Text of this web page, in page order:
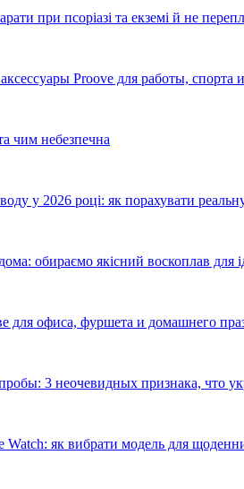
при псоріазі та екземі й не
Proove для работы, спорта
чим небезпечна
у 2026 році: як порахувати реальну
обираємо якісний воскоплав для
для офиса, фуршета и домашнего
3 неочевидных признака, что
як вибрати модель для